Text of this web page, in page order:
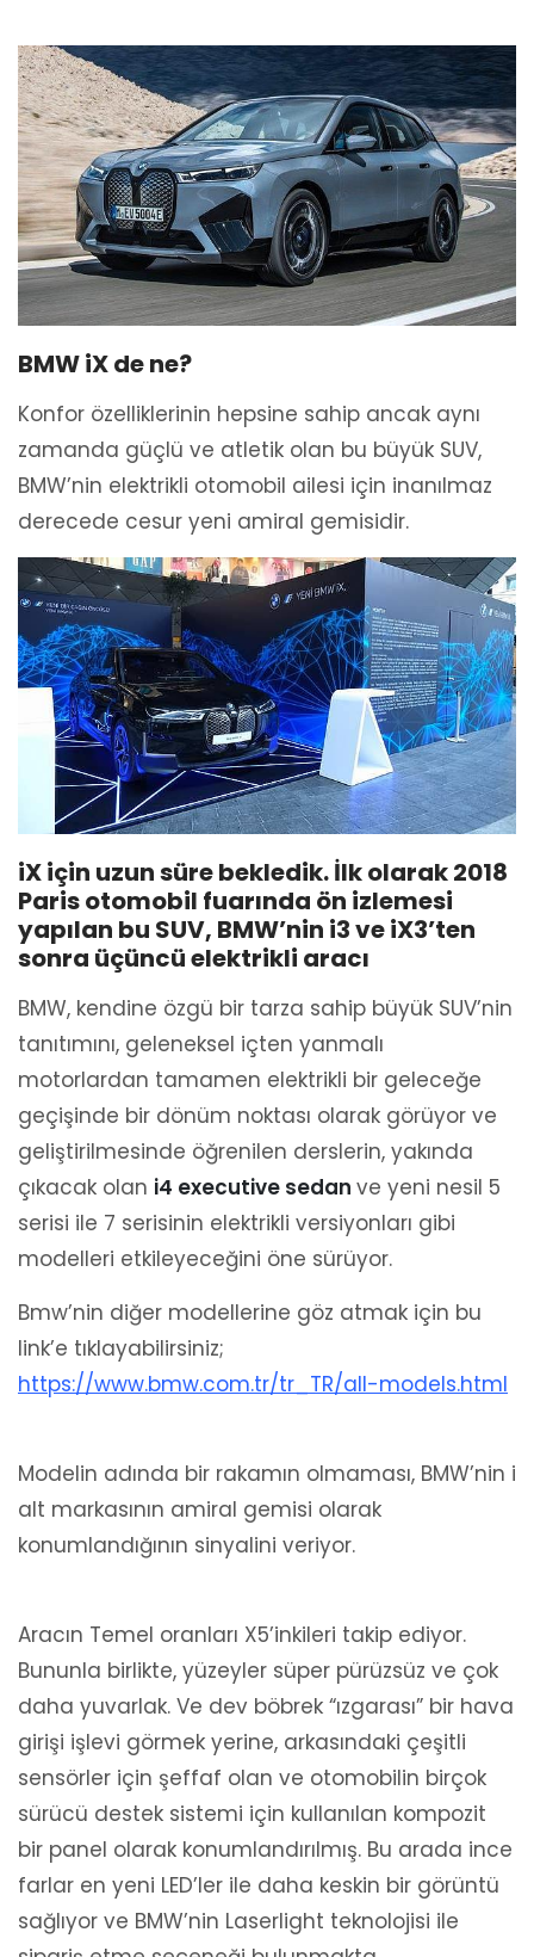
BMW iX de ne?
Konfor özelliklerinin hepsine sahip ancak aynı
zamanda güçlü ve atletik olan bu büyük SUV,
BMW’nin elektrikli otomobil ailesi için inanılmaz
derecede cesur yeni amiral gemisidir.
iX için uzun süre bekledik. İlk olarak 2018
Paris otomobil fuarında ön izlemesi
yapılan bu SUV, BMW’nin i3 ve iX3’ten
sonra üçüncü elektrikli aracı
BMW, kendine özgü bir tarza sahip büyük SUV’nin
tanıtımını, geleneksel içten yanmalı
motorlardan tamamen elektrikli bir geleceğe
geçişinde bir dönüm noktası olarak görüyor ve
geliştirilmesinde öğrenilen derslerin, yakında
çıkacak olan i4 executive sedan ve yeni nesil 5
serisi ile 7 serisinin elektrikli versiyonları gibi
modelleri etkileyeceğini öne sürüyor.
Bmw’nin diğer modellerine göz atmak için bu
link’e tıklayabilirsiniz;
https://www.bmw.com.tr/tr_TR/all-models.html
Modelin adında bir rakamın olmaması, BMW’nin i
alt markasının amiral gemisi olarak
konumlandığının sinyalini veriyor.
Aracın Temel oranları X5’inkileri takip ediyor.
Bununla birlikte, yüzeyler süper pürüzsüz ve çok
daha yuvarlak. Ve dev böbrek “ızgarası” bir hava
girişi işlevi görmek yerine, arkasındaki çeşitli
sensörler için şeffaf olan ve otomobilin birçok
sürücü destek sistemi için kullanılan kompozit
bir panel olarak konumlandırılmış. Bu arada ince
farlar en yeni LED’ler ile daha keskin bir görüntü
sağlıyor ve BMW’nin Laserlight teknolojisi ile